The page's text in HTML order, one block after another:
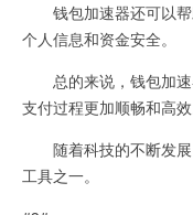
钱包加速器还可以帮
个人信息和资金安全。
总的来说，钱包加速
支付过程更加顺畅和高效
随着科技的不断发展
工具之一。